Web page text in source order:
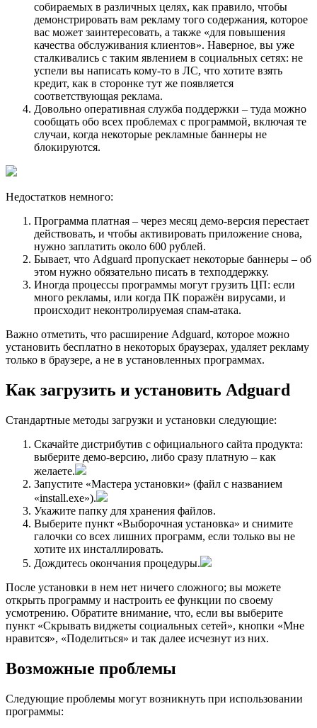
собираемых в различных целях, как правило, чтобы
демонстрировать вам рекламу того содержания, которое
вас может заинтересовать, а также «для повышения
качества обслуживания клиентов». Наверное, вы уже
сталкивались с таким явлением в социальных сетях: не
успели вы написать кому-то в ЛС, что хотите взять
кредит, как в сторонке тут же появляется
соответствующая реклама.
Довольно оперативная служба поддержки – туда можно
сообщать обо всех проблемах с программой, включая те
случаи, когда некоторые рекламные баннеры не
блокируются.
Недостатков немного:
Программа платная – через месяц демо-версия перестает
действовать, и чтобы активировать приложение снова,
нужно заплатить около 600 рублей.
Бывает, что Adguard пропускает некоторые баннеры – об
этом нужно обязательно писать в техподдержку.
Иногда процессы программы могут грузить ЦП: если
много рекламы, или когда ПК поражён вирусами, и
происходит неконтролируемая спам-атака.
Важно отметить, что расширение Adguard, которое можно
установить бесплатно в некоторых браузерах, удаляет рекламу
только в браузере, а не в установленных программах.
Как загрузить и установить Adguard
Стандартные методы загрузки и установки следующие:
Скачайте дистрибутив с официального сайта продукта:
выберите демо-версию, либо сразу платную – как
желаете.
Запустите «Мастера установки» (файл с названием
«install.exe»).
Укажите папку для хранения файлов.
Выберите пункт «Выборочная установка» и снимите
галочки со всех лишних программ, если только вы не
хотите их инсталлировать.
Дождитесь окончания процедуры.
После установки в нем нет ничего сложного; вы можете
открыть программу и настроить ее функции по своему
усмотрению. Обратите внимание, что, если вы выберите
пункт «Скрывать виджеты социальных сетей», кнопки «Мне
нравится», «Поделиться» и так далее исчезнут из них.
Возможные проблемы
Следующие проблемы могут возникнуть при использовании
программы: